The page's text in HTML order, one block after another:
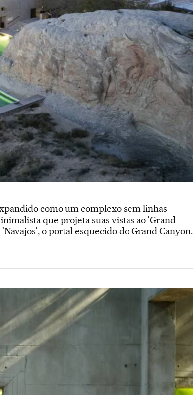
como um complexo sem linhas
que projeta suas vistas ao 'Grand
o portal esquecido do Grand Canyon.